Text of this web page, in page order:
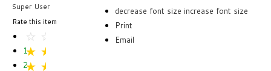
Super User decrease font size increase font size
Print
Email
Rate this item
1
2